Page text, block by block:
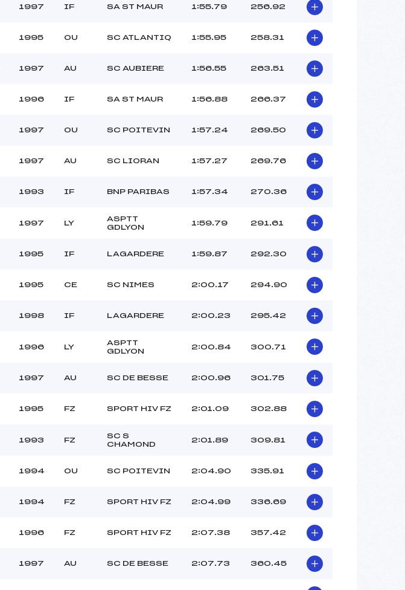
1997 IF SA ST MAUR 1:55.79 256.92
1995 OU SC ATLANTIQ 1:55.95 258.31
1997 AU SC AUBIERE 1:56.55 263.51
1996 IF SA ST MAUR 1:56.88 266.37
1997 OU SC POITEVIN 1:57.24 269.50
1997 AU SC LIORAN 1:57.27 269.76
1993 IF BNP PARIBAS 1:57.34 270.36
1997 LY
ASPTT
GDLYON
1:59.79 291.61
1995 IF LAGARDERE 1:59.87 292.30
1995 CE SC NIMES 2:00.17 294.90
1998 IF LAGARDERE 2:00.23 295.42
1996 LY
ASPTT
GDLYON
2:00.84 300.71
1997 AU SC DE BESSE 2:00.96 301.75
1995 FZ SPORT HIV FZ 2:01.09 302.88
1993 FZ
SC S
CHAMOND
2:01.89 309.81
1994 OU SC POITEVIN 2:04.90 335.91
1994 FZ SPORT HIV FZ 2:04.99 336.69
1996 FZ SPORT HIV FZ 2:07.38 357.42
1997 AU SC DE BESSE 2:07.73 360.45